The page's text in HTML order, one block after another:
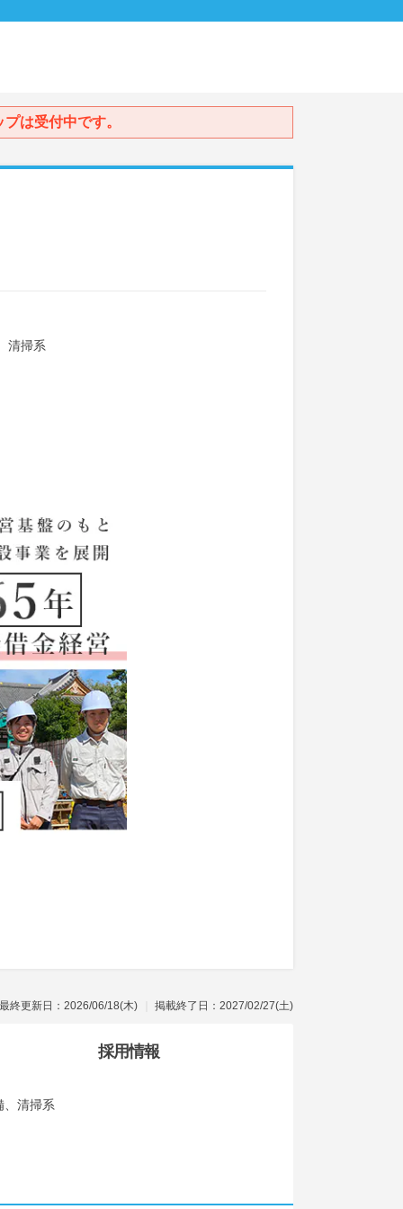
は受付中です。
清掃系
最終更新日：2026/06/18(木) 掲載終了日：2027/02/27(土)
採用情報
、清掃系